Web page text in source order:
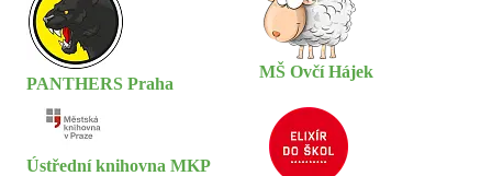
PANTHERS Praha
MŠ Ovčí Hájek
Ústřední knihovna MKP